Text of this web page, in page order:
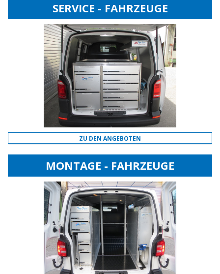
SERVICE - FAHRZEUGE
ZU DEN ANGEBOTEN
MONTAGE - FAHRZEUGE